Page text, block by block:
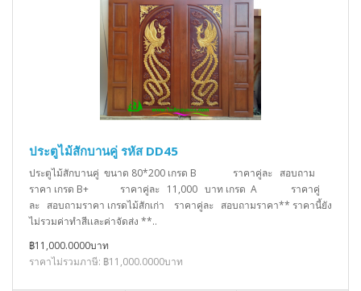
ประตูไม้สักบานคู่ รหัส DD45
ประตูไม้สักบานคู่ ขนาด 80*200 เกรด B ราคาคู่ละ สอบถาม
ราคา เกรด B+ ราคาคู่ละ 11,000 บาท เกรด A ราคาคู่
ละ สอบถามราคา เกรดไม้สักเก่า ราคาคู่ละ สอบถามราคา** ราคานี้ยัง
ไม่รวมค่าทำสีเเละค่าจัดส่ง **..
฿11,000.0000บาท
ราคาไม่รวมภาษี: ฿11,000.0000บาท